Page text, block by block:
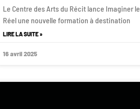
Le Centre des Arts du Récit lance Imaginer le
Réel une nouvelle formation à destination
LIRE LA SUITE »
16 avril 2025